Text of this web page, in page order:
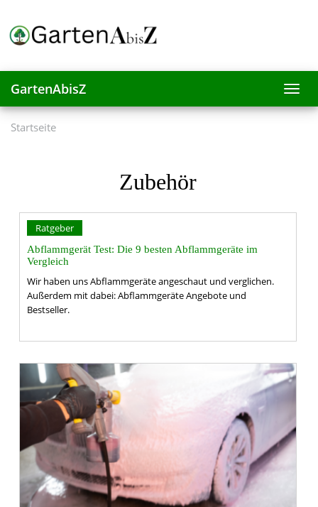
main
GartenAbisZ
Startseite
Zubehör
Ratgeber
Abflammgerät Test: Die 9 besten Abflammgeräte im
Vergleich
Wir haben uns Abflammgeräte angeschaut und verglichen.
Außerdem mit dabei: Abflammgeräte Angebote und
Bestseller.